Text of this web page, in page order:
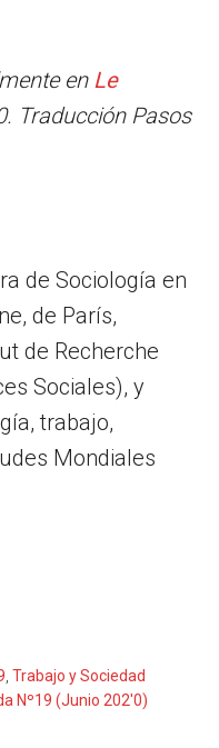
en Le
Traducción Pasos
de Sociología en
de París,
de Recherche
Sociales), y
trabajo,
Mondiales
,Trabajo y Sociedad
Nº19 (Junio 202'0)